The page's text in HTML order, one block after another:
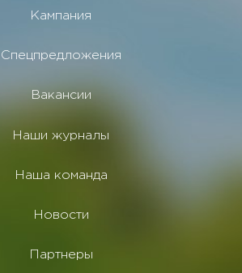
Кампания
Спецпредложения
Вакансии
Наши журналы
Наша команда
Новости
Партнеры